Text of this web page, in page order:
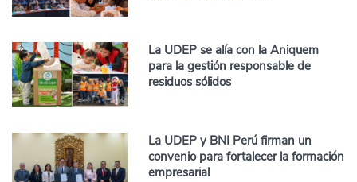
La UDEP se alía con la Aniquem
para la gestión responsable de
residuos sólidos
La UDEP y BNI Perú firman un
convenio para fortalecer la formación
empresarial